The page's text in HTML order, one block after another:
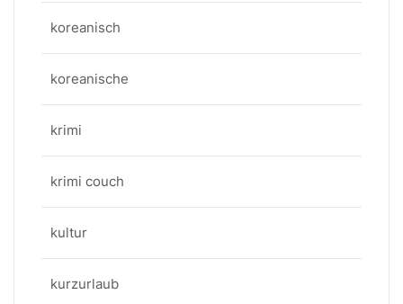
koreanisch
koreanische
krimi
krimi couch
kultur
kurzurlaub